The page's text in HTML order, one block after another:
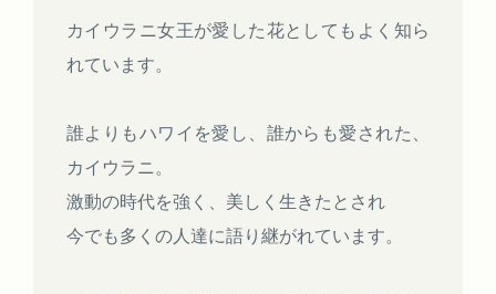
カイウラニ女王が愛した花としてもよく知ら
れています。
誰よりもハワイを愛し、誰からも愛された、
カイウラニ。
激動の時代を強く、美しく生きたとされ
今でも多くの人達に語り継がれています。